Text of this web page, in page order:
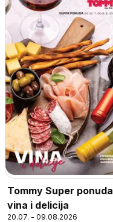
Tommy Super ponuda
vina i delicija
20.07. - 09.08.2026